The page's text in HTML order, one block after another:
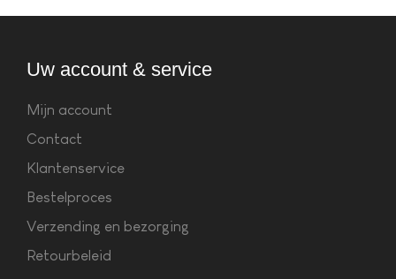
Uw account & service
Mijn account
Contact
Klantenservice
Bestelproces
Verzending en bezorging
Retourbeleid